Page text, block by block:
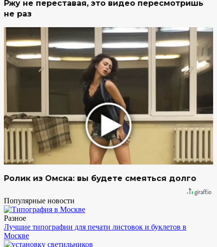
Ржу не переставая, это видео пересмотришь
не раз
Ролик из Омска: вы будете смеяться долго
Популярные новости
Разное
Лучшие типографии для печати листовок и буклетов в
Москве